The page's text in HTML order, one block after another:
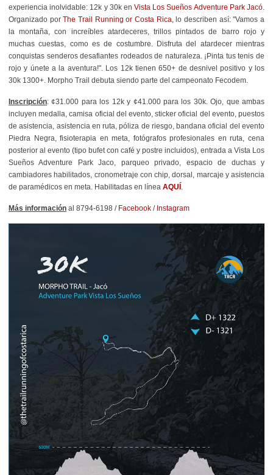
experiencia inolvidable: 12k y 30k enVista Los Sueños Adventure Park Jacó
Organizado porThe Trail Running or Costa Rica , lo describen así: "Vamos a
la montaña, con increíbles atardeceres, trillos pintados de barro rojo y
muchas cuestas, como es de costumbre. Disfruta del atardecer mientras
conquistas senderos desafiantes rodeados de naturaleza. ¡Pinta tus tenis de
rojo y únete a la aventura!". Los 12k tienen 650+ de desnivel positivo y los
30k 1300+. Morpho Trail debuta siendo parte del campeonato Fecodem.
Inscripción: ¢31.000 para los 12k y ¢41.000 para los 30k. Ojo, que ambas
incluyen medalla, camisa oficial del evento, sticker oficial del evento, puestos
de asistencia, asistencia en ruta, póliza de riesgo, bandana oficial del evento
Piedra Negra, fisioterapia en meta, fotógrafos profesionales en ruta, cena
posterior al evento (tipo bufet con café y postre incluidos), entrada a Vista Los
Sueños Adventure Park Jaco, parqueo privado, espacio de duchas y
cambiadores habilitados, cronometraje con chip, dorsal, marcaje y asistencia
de paramédicos en meta. Habilitadas en línea AQUÍ
Más información al 8794-6198 / Facebook / Instagram